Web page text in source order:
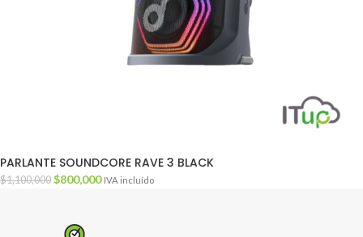
PARLANTE SOUNDCORE RAVE 3 BLACK
$1,100,000 $800,000 IVA incluído